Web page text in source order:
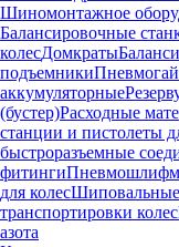
Шиномонтажное
Балансировочные
колесДомкраты
подъемники
аккумуляторные
(бустер)Расходные
станции и пистолеты
быстроразъемные
фитинги
для колес
транспортировки колес
азота